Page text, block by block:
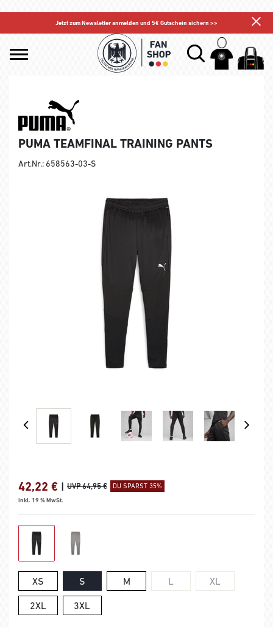
Jetzt zum Newsletter anmelden und 5€ Gutschein sichern >>
PUMA TEAMFINAL TRAINING PANTS
Art.Nr.: 658563-03-S
42,22 € | UVP 64,95 € DU SPARST 35%
inkl. 19 % MwSt.
XS S M L XL
2XL 3XL